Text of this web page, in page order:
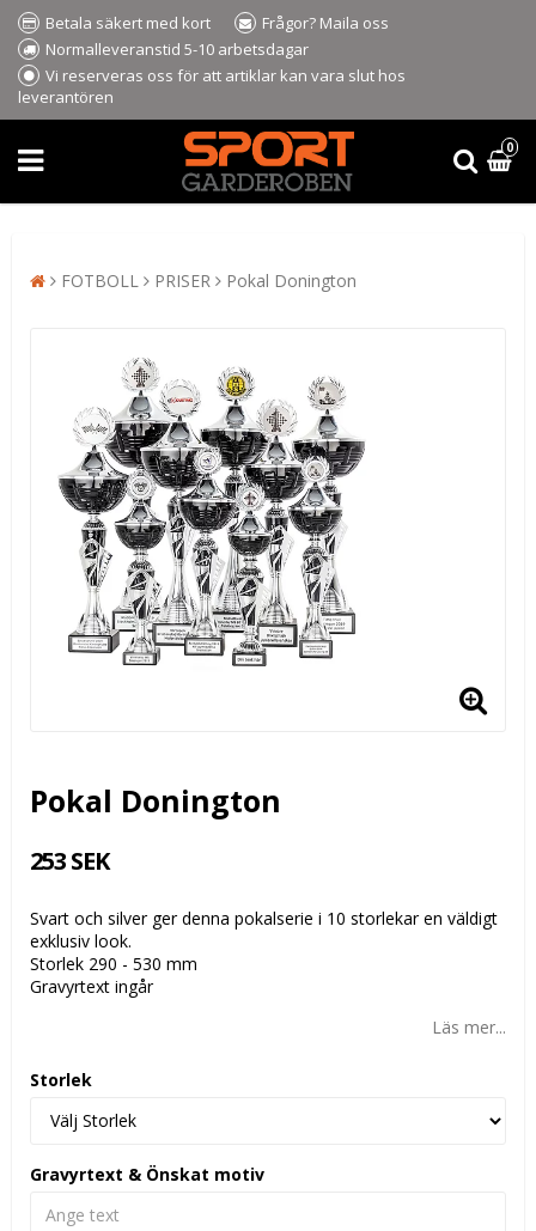
Betala säkert med kort
Frågor? Maila oss
Normalleveranstid 5-10 arbetsdagar
Vi reserveras oss för att artiklar kan vara slut hos
leverantören
0
FOTBOLL PRISER Pokal Donington
Pokal Donington
253 SEK
Svart och silver ger denna pokalserie i 10 storlekar en väldigt
exklusiv look.
Storlek 290 - 530 mm
Gravyrtext ingår
Läs mer...
Storlek
Gravyrtext & Önskat motiv